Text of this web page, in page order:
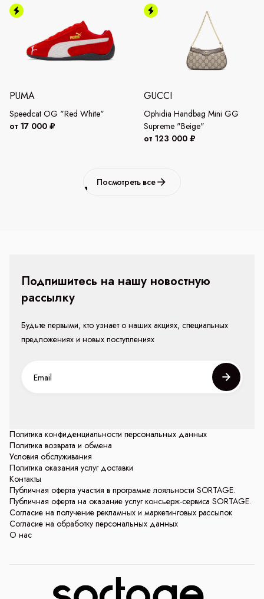
PUMA
Speedcat OG "Red White"
от 17 000 ₽
GUCCI
Ophidia Handbag Mini GG
Supreme "Beige"
от 123 000 ₽
Посмотреть все
Политика конфиденциальности персональных данных
Политика возврата и обмена
Условия обслуживания
Политика оказания услуг доставки
Контакты
Публичная оферта участия в программе лояльности SORTAGE.
Публичная оферта на оказание услуг консьерж-сервиса SORTAGE.
Согласие на получение рекламных и маркетинговых рассылок
Согласие на обработку персональных данных
О нас
Подпишитесь на нашу новостную
рассылку
Будьте первыми, кто узнает о наших акциях, специальных
предложениях и новых поступлениях